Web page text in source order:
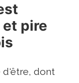
pire
d'être, dont